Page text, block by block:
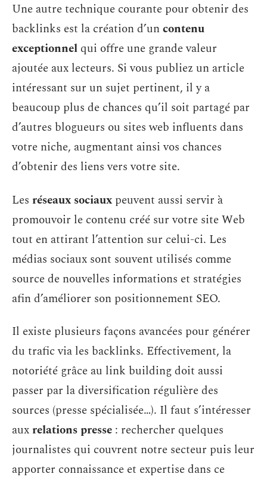
Une autre technique courante pour obtenir des
backlinks est la création d’uncontenu
exceptionnel qui offre une grande valeur
ajoutée aux lecteurs. Si vous publiez un article
intéressant sur un sujet pertinent, il y a
beaucoup plus de chances qu’il soit partagé par
d’autres blogueurs ou sites web influents dans
votre niche, augmentant ainsi vos chances
d’obtenir des liens vers votre site.
Les réseaux sociaux peuvent aussi servir à
promouvoir le contenu créé sur votre site Web
tout en attirant l’attention sur celui-ci. Les
médias sociaux sont souvent utilisés comme
source de nouvelles informations et stratégies
afin d’améliorer son positionnement SEO.
Il existe plusieurs façons avancées pour générer
du trafic via les backlinks. Effectivement, la
notoriété grâce au link building doit aussi
passer par la diversification régulière des
sources (presse spécialisée…). Il faut s’intéresser
auxrelations presse : rechercher quelques
journalistes qui couvrent notre secteur puis leur
apporter connaissance et expertise dans ce